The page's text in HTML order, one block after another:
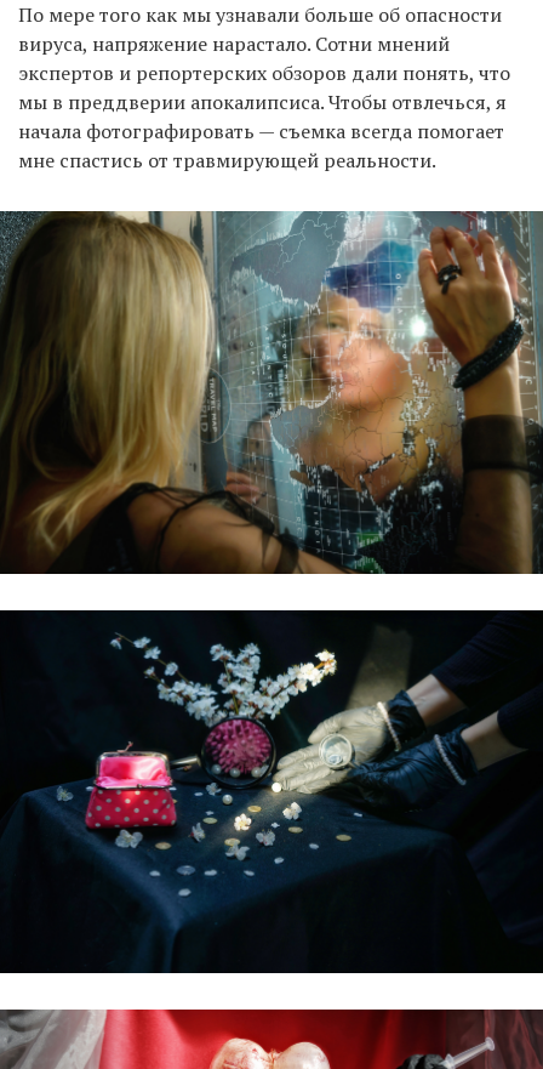
По мере того как мы узнавали больше об опасности
вируса, напряжение нарастало. Сотни мнений
экспертов и репортерских обзоров дали понять, что
мы в преддверии апокалипсиса. Чтобы отвлечься, я
начала фотографировать — съемка всегда помогает
мне спастись от травмирующей реальности.